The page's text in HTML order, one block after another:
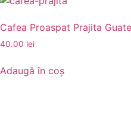
Cafea Proaspat Prajita
40.00 lei
Adaugă în coș